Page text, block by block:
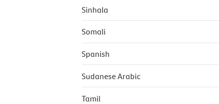
Sinhala
Somali
Spanish
Sudanese Arabic
Tamil